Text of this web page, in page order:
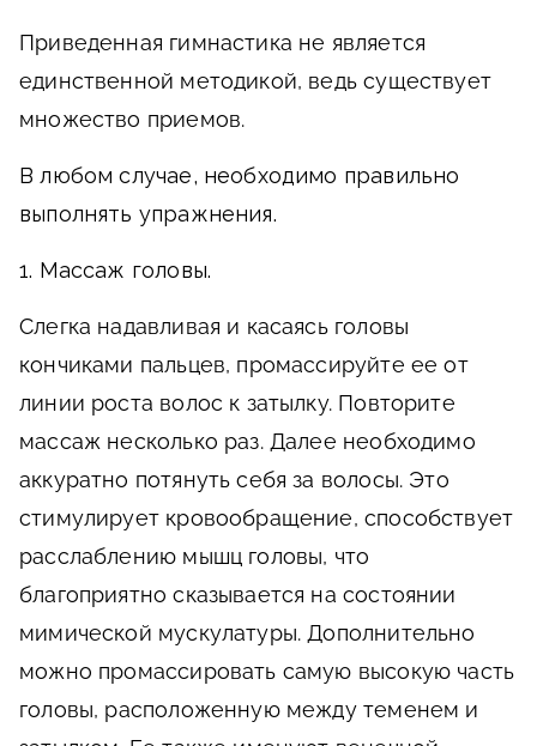
Приведенная гимнастика не является
единственной методикой, ведь существует
множество приемов.
В любом случае, необходимо правильно
выполнять упражнения.
1. Массаж головы.
Слегка надавливая и касаясь головы
кончиками пальцев, промассируйте ее от
линии роста волос к затылку. Повторите
массаж несколько раз. Далее необходимо
аккуратно потянуть себя за волосы. Это
стимулирует кровообращение, способствует
расслаблению мышц головы, что
благоприятно сказывается на состоянии
мимической мускулатуры. Дополнительно
можно промассировать самую высокую часть
головы, расположенную между теменем и